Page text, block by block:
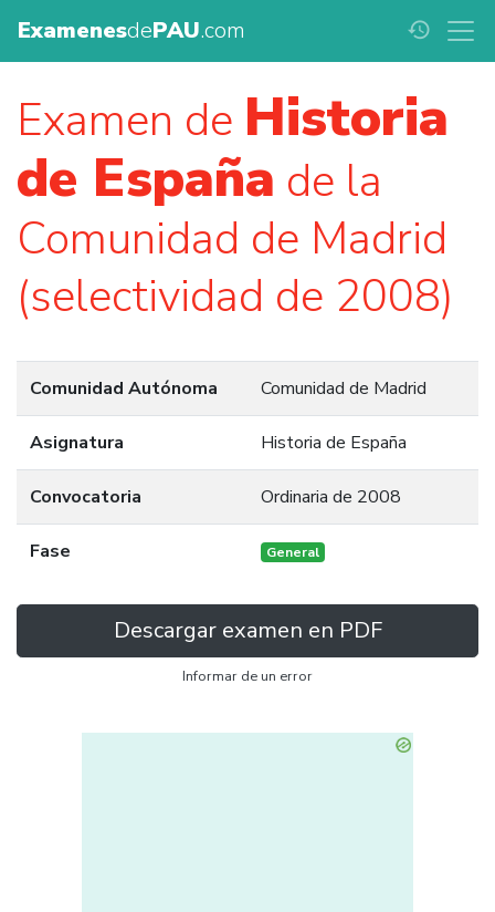
ExamenesdePAU.com history
Examen de Historia
de España de la
Comunidad de Madrid
(selectividad de 2008)
Comunidad Autónoma Comunidad de Madrid
Asignatura Historia de España
Convocatoria Ordinaria de 2008
Fase General
Descargar examen en PDF
Informar de un error